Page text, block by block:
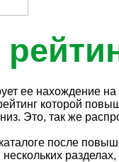
ее нахождение
которой
Это, так же
после